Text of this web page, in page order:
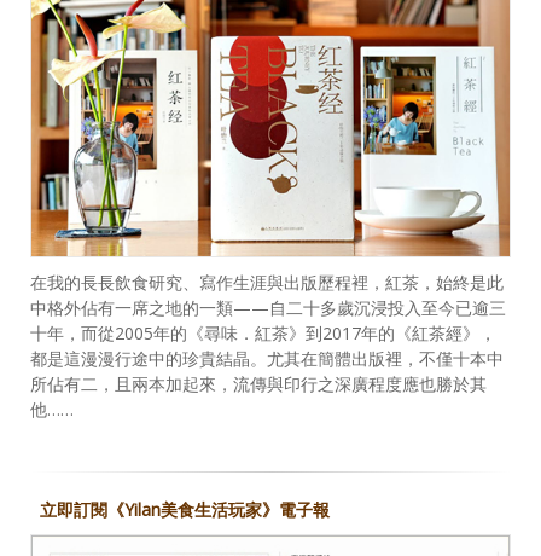
在我的長長飲食研究、寫作生涯與出版歷程裡，紅茶，始終是此
中格外佔有一席之地的一類——自二十多歲沉浸投入至今已逾三
十年，而從2005年的《尋味．紅茶》到2017年的《紅茶經》，
都是這漫漫行途中的珍貴結晶。尤其在簡體出版裡，不僅十本中
所佔有二，且兩本加起來，流傳與印行之深廣程度應也勝於其
他……
立即訂閱《Yilan美食生活玩家》電子報